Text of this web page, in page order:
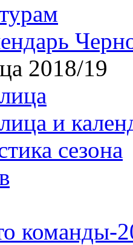
2018/19
и
сезона
команды-